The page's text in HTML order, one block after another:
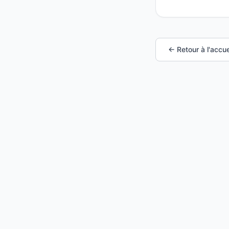
← Retour à